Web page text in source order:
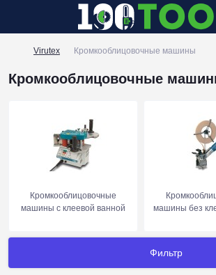
Virutex Кромкооблицовочные машины
Кромкооблицовочные
Кромкооблицовочные
машины c клеевой ванной
машины без
Фильтр